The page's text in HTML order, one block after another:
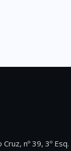
Cruz, nº 39, 3º